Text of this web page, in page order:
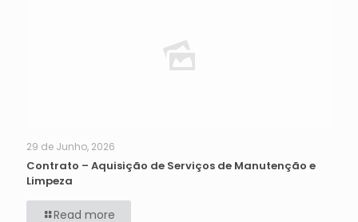
29 de Junho, 2026
Contrato – Aquisição de Serviços de Manutenção e
Limpeza
Read more